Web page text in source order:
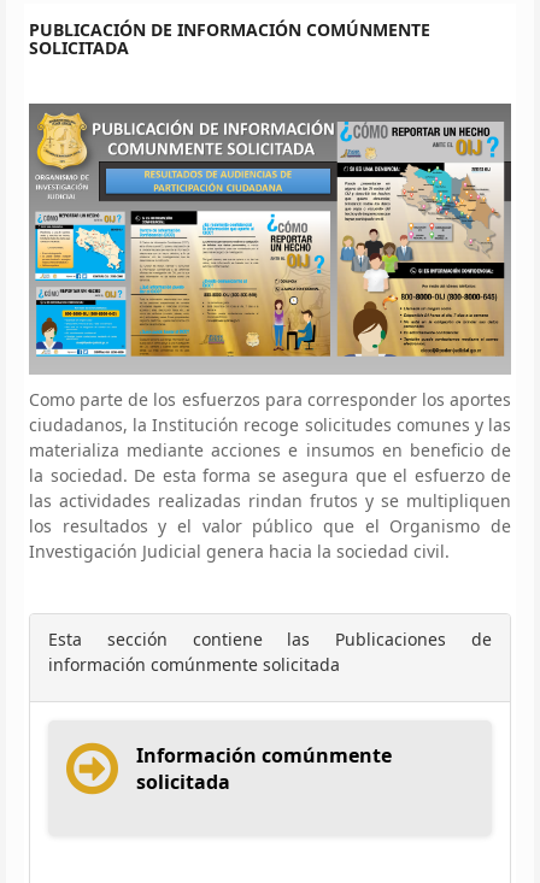
PUBLICACIÓN DE INFORMACIÓN COMÚNMENTE
SOLICITADA
Como parte de los esfuerzos para corresponder los aportes
ciudadanos, la Institución recoge solicitudes comunes y las
materializa mediante acciones e insumos en beneficio de
la sociedad. De esta forma se asegura que el esfuerzo de
las actividades realizadas rindan frutos y se multipliquen
los resultados y el valor público que el Organismo de
Investigación Judicial genera hacia la sociedad civil.
Esta sección contiene las Publicaciones de
información comúnmente solicitada
Información comúnmente
solicitada